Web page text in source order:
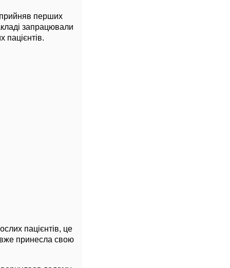
прийняв перших
запрацювали
пацієнтів.
пацієнтів, це
вже принесла свою